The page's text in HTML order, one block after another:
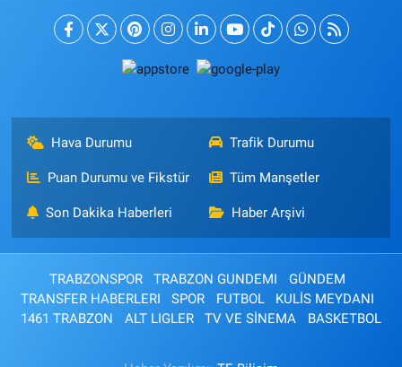
Hava Durumu Trafik Durumu
Puan Durumu ve Fikstür Tüm Manşetler
Son Dakika Haberleri Haber Arşivi
TRABZONSPOR TRABZON GUNDEMI
GÜNDEM
TRANSFER HABERLERI
SPOR FUTBOL
KULİS MEYDANI
1461 TRABZON
ALT LIGLER TV VE SİNEMA BASKETBOL